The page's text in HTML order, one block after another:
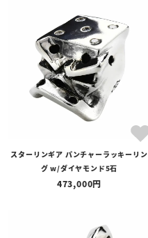
スターリンギア パンチャーラッキーリン
グ w/ダイヤモンド5石
473,000